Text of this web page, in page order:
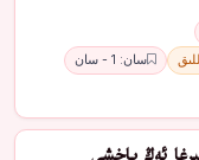
سان: 1 - سان